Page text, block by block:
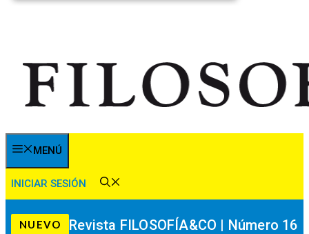
MENÚ
INICIAR SESIÓN
NUEVO
Revista FILOSOFÍA&CO | Número 16